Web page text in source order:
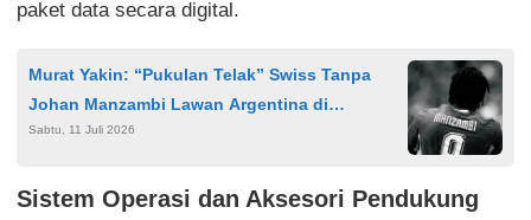
paket data secara digital.
Murat Yakin: “Pukulan Telak” Swiss Tanpa
Johan Manzambi Lawan Argentina di
Perempat Final Piala Dunia 2026
Sabtu, 11 Juli 2026
Sistem Operasi dan Aksesori Pendukung